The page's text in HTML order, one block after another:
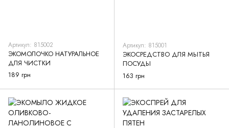
Артикул: 815002
ЭКОМОЛОЧКО НАТУРАЛЬНОЕ
ДЛЯ ЧИСТКИ
189 грн
Артикул: 815001
ЭКОСРЕДСТВО ДЛЯ МЫТЬЯ
ПОСУДЫ
163 грн